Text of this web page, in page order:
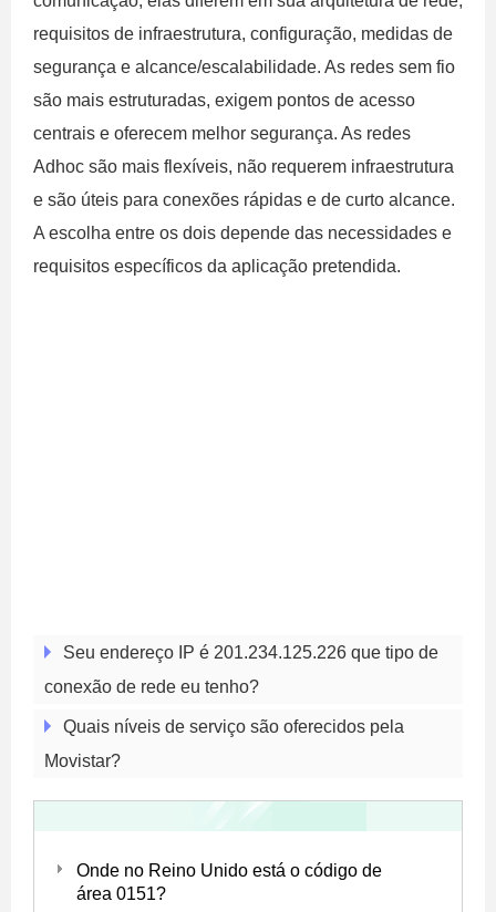
requisitos de infraestrutura, configuração, medidas de
segurança e alcance/escalabilidade. As redes sem fio
são mais estruturadas, exigem pontos de acesso
centrais e oferecem melhor segurança. As redes
Adhoc são mais flexíveis, não requerem infraestrutura
e são úteis para conexões rápidas e de curto alcance.
A escolha entre os dois depende das necessidades e
requisitos específicos da aplicação pretendida.
Seu endereço IP é 201.234.125.226 que tipo de
conexão de rede eu tenho?
Quais níveis de serviço são oferecidos pela
Movistar?
Onde no Reino Unido está o código de
área 0151?